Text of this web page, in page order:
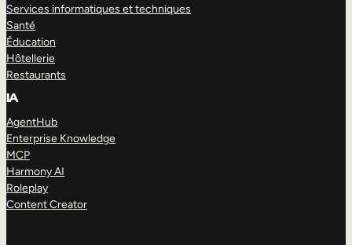
Services informatiques et techniques
Santé
Éducation
Hôtellerie
Restaurants
IA
AgentHub
Enterprise Knowledge
MCP
Harmony AI
Roleplay
Content Creator